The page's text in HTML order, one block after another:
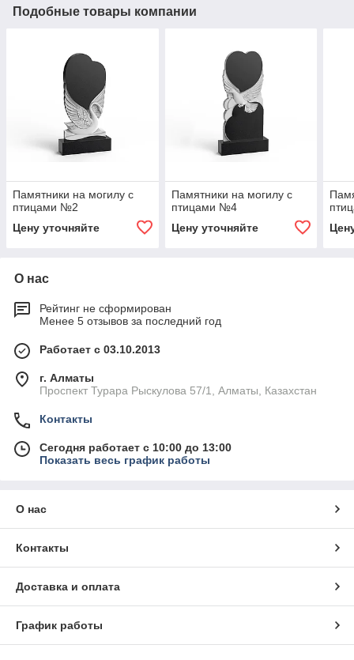
Подобные товары компании
Памятники на могилу с
птицами №2
Цену уточняйте
Памятники на могилу с
птицами №4
Цену уточняйте
О нас
Рейтинг не сформирован
Менее 5 отзывов за последний год
Работает с 03.10.2013
г. Алматы
Проспект Турара Рыскулова 57/1, Алматы, Казахстан
Контакты
Сегодня работает с 10:00 до 13:00
Показать весь график работы
О нас
Контакты
Доставка и оплата
График работы